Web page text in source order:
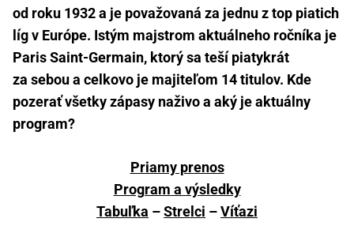
od roku 1932 a je považovaná za jednu z top piatich
líg v Európe. Istým majstrom aktuálneho ročníka je
Paris Saint-Germain, ktorý sa teší piatykrát
za sebou a celkovo je majiteľom 14 titulov. Kde
pozerať všetky zápasy naživo a aký je aktuálny
program?
Priamy prenos
Program a výsledky
Tabuľka –Strelci –Víťazi